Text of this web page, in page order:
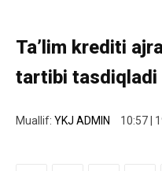
Ta’lim krediti
tartibi tasdiqladi
Muallif: YKJ ADMIN 10:57 |